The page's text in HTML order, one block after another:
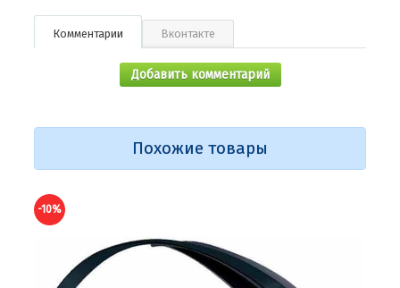
Комментарии Вконтакте
Добавить комментарий
Похожие товары
-10%